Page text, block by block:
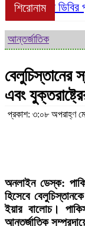
শিরোনাম
শ্রীমঙ্গলে ডিবির
আন্তর্জাতিক
বেলুচিস্তানের
এবং
প্রকাশ: ৩:০৮ অপরাহ্ণ
অনলাইন ডেস্ক:
হিসেবে
ইয়ার বালোচ।
আন্তর্জাতিক